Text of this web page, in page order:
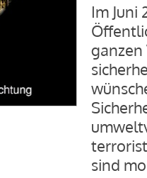
Im Juni
ganzen
sind